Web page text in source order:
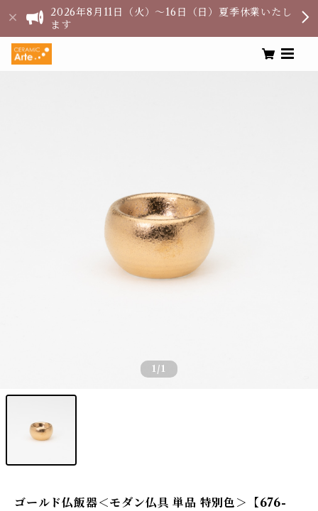
2026年8月11日（火）〜16日（日）夏季休業いたし
ます
1 /1
ゴールド仏飯器＜モダン仏具 単品 特別色＞【676-